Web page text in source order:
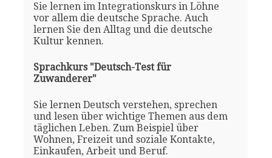
Sie lernen im Integrationskurs in Löhne
vor allem die deutsche Sprache. Auch
lernen Sie den Alltag und die deutsche
Kultur kennen.
Sprachkurs "Deutsch-Test für
Zuwanderer"
Sie lernen Deutsch verstehen, sprechen
und lesen über wichtige Themen aus dem
täglichen Leben. Zum Beispiel über
Wohnen, Freizeit und soziale Kontakte,
Einkaufen, Arbeit und Beruf.